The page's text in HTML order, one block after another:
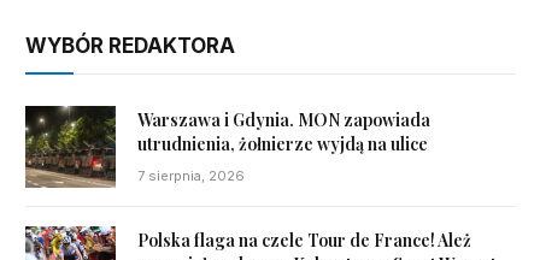
WYBÓR REDAKTORA
Warszawa i Gdynia. MON zapowiada
utrudnienia, żołnierze wyjdą na ulice
7 sierpnia, 2026
Polska flaga na czele Tour de France! Ależ